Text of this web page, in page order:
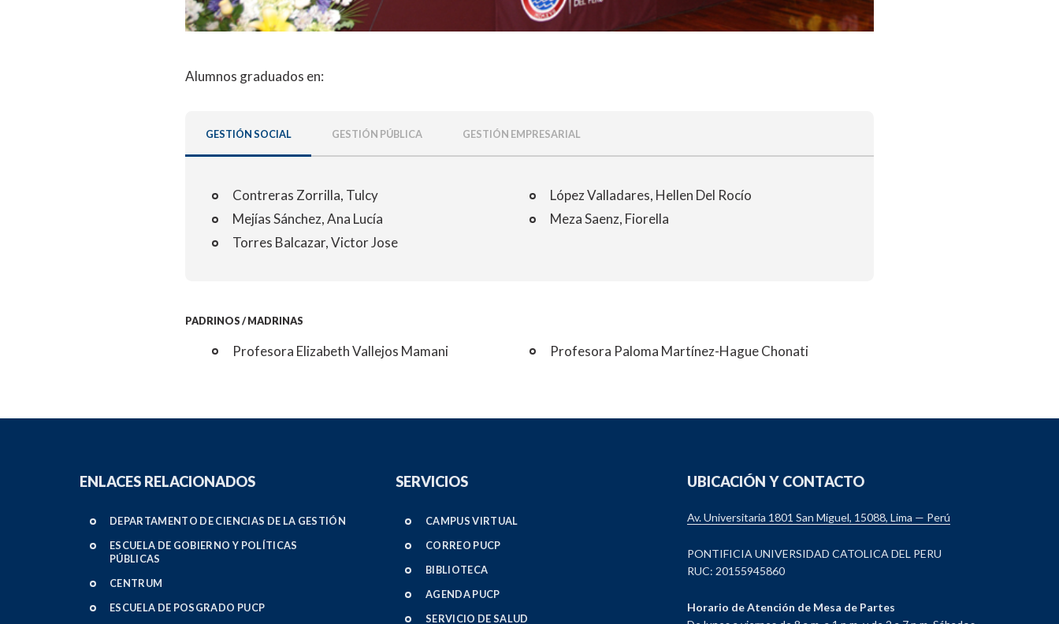
Alumnos graduados en:
GESTIÓN SOCIAL GESTIÓN PÚBLICA GESTIÓN EMPRESARIAL
Contreras Zorrilla, Tulcy
López Valladares, Hellen Del Rocío
Mejías Sánchez, Ana Lucía
Meza Saenz, Fiorella
Torres Balcazar, Victor Jose
PADRINOS / MADRINAS
Profesora Elizabeth Vallejos Mamani Profesora Paloma Martínez-Hague Chonati
ENLACES RELACIONADOS
DEPARTAMENTO DE CIENCIAS DE LA GESTIÓN
ESCUELA DE GOBIERNO Y POLÍTICAS
PÚBLICAS
CENTRUM
ESCUELA DE POSGRADO PUCP
SERVICIOS
CAMPUS VIRTUAL
CORREO PUCP
BIBLIOTECA
AGENDA PUCP
SERVICIO DE SALUD
UBICACIÓN Y CONTACTO
Av. Universitaria 1801 San Miguel, 15088, Lima — Perú
PONTIFICIA UNIVERSIDAD CATOLICA DEL PERU
RUC: 20155945860
Horario de Atención de Mesa de Partes